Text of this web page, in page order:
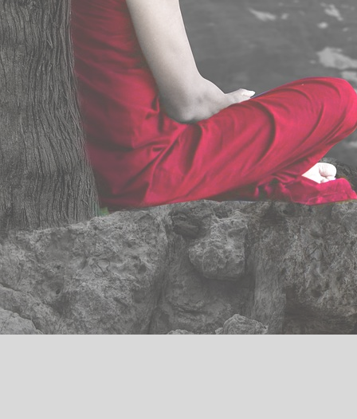
Consulter
Psychanalyste en ligne
Thérapeute TCC
TCC dépression
Thérapeute anxiété
Abonnez-vous à notre newsletter
Nom & Prénom*